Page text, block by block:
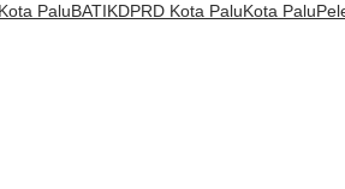
PaluBATIKDPRD Kota PaluKota Palu